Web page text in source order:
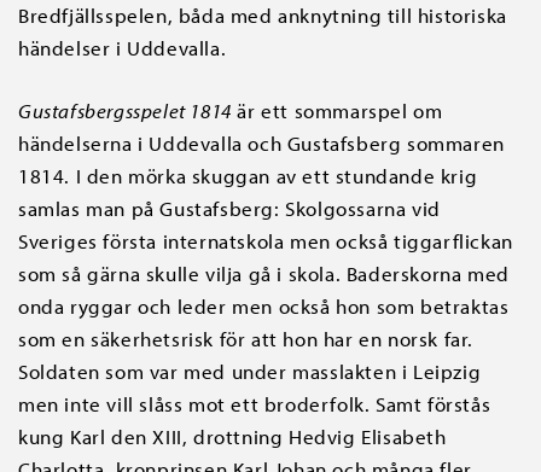
Bredfjällsspelen, båda med anknytning till historiska
händelser i Uddevalla.
Gustafsbergsspelet 1814 är ett sommarspel om
händelserna i Uddevalla och Gustafsberg sommaren
1814. I den mörka skuggan av ett stundande krig
samlas man på Gustafsberg: Skolgossarna vid
Sveriges första internatskola men också tiggarflickan
som så gärna skulle vilja gå i skola. Baderskorna med
onda ryggar och leder men också hon som betraktas
som en säkerhetsrisk för att hon har en norsk far.
Soldaten som var med under masslakten i Leipzig
men inte vill slåss mot ett broderfolk. Samt förstås
kung Karl den XIII, drottning Hedvig Elisabeth